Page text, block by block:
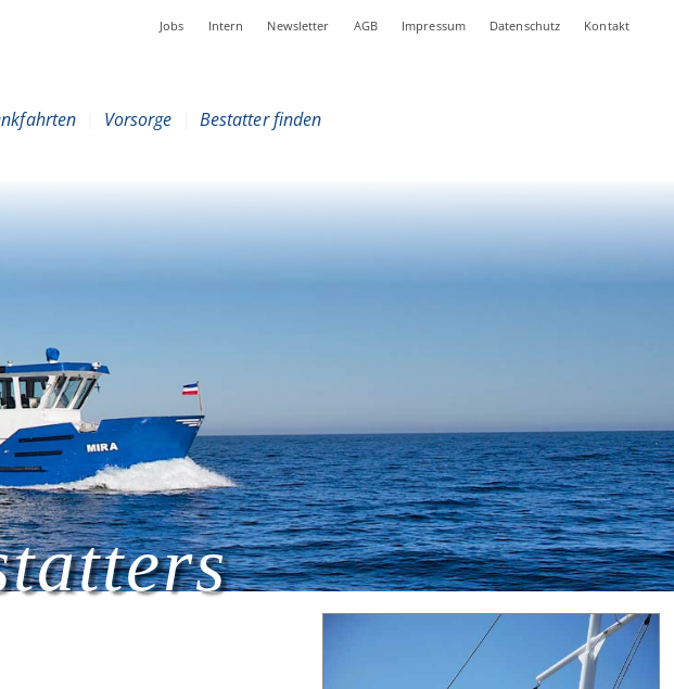
Jobs Intern Newsletter AGB Impressum Datenschutz Kontakt
Vorsorge Bestatter finden